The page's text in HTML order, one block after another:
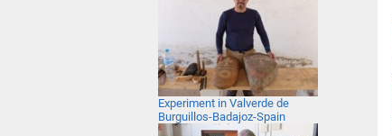
Experiment in Valverde de
Burguillos-Badajoz-Spain